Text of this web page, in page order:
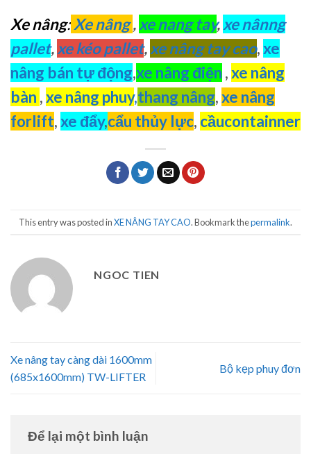
Xe nâng:Xe nâng,xe nang tay,xe nânng
pallet,xe kéo pallet,xe nâng tay cao,xe
nâng bán tự động,xe nâng điện ,xe nâng
bàn ,xe nâng phuy,thang nâng,xe nâng
forlift,xe đẩy,cẩu thủy lực, cầucontainner
This entry was posted inXE NÂNG TAY CAO. Bookmark thepermalink.
NGOC TIEN
Xe nâng tay càng dài 1600mm
(685x1600mm) TW-LIFTER
Bộ kẹp phuy đơn
Để lại một bình luận